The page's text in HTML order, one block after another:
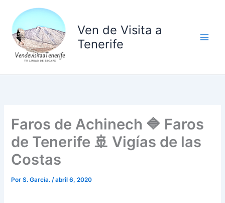
contenido
Ven de Visita a
Tenerife
Faros de Achinech 🔷 Faros
de Tenerife 🚢 Vigías de las
Costas
PorS. García./abril 6, 2020